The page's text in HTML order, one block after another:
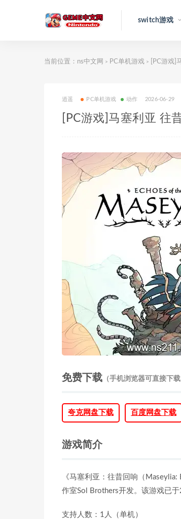
switch游戏
当前位置： ns中文网 > PC单机游戏 > [PC游戏]
逍遥 PC单机游戏 动作 2026-06-29
[PC游戏]马塞利亚 往
免费下载 （手机浏览器可直接下载
夸克网盘下载 百度网盘下载
游戏简介
《马塞利亚：往昔回响（
作室Sol Brothers开发。该游戏已
支持人数：1人（单机）